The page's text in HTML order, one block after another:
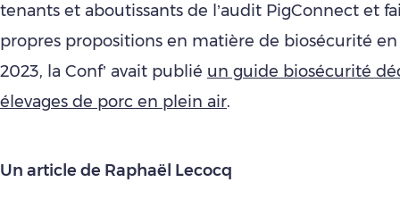
tenants et aboutissants de l’audit PigConnect et
propres propositions en matière de biosécurité
2023, la Conf’ avait publié un guide biosécurité
élevages de porc en plein air.
Un article de Raphaël Lecocq